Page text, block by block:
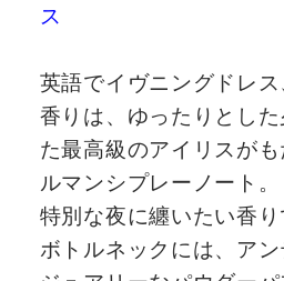
ス
英語でイヴニングドレ
香りは、ゆったりとし
た最高級のアイリスが
ルマンシプレーノート
特別な夜に纏いたい香り
ボトルネックには、ア